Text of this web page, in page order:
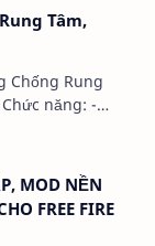
Tâm,
Chống Rung
MOD NỀN
FREE FIRE